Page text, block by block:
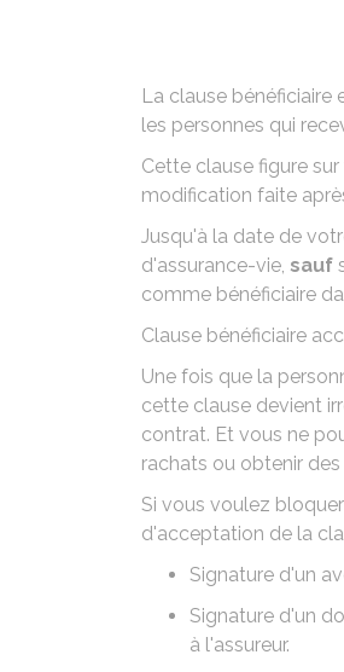
La clause
les personnes qui
Cette clause figure
modification faite
Jusqu'à la date de
d'assurance-vie, sauf
comme bénéficiaire
Clause bénéficiaire
Une fois que la
cette clause devient
contrat. Et vous ne
rachats ou obtenir
Si vous voulez
d'acceptation de la
Signature d'un
Signature d'un
à l'assureur.